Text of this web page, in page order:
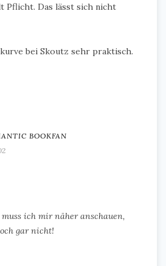
Pflicht. Das lässt sich nicht
bei Skoutz sehr praktisch.
BOOKFAN
ich mir näher anschauen,
gar nicht!